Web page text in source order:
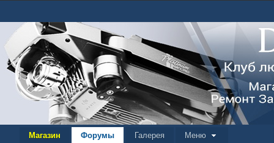
Магазин Форумы Галерея Меню